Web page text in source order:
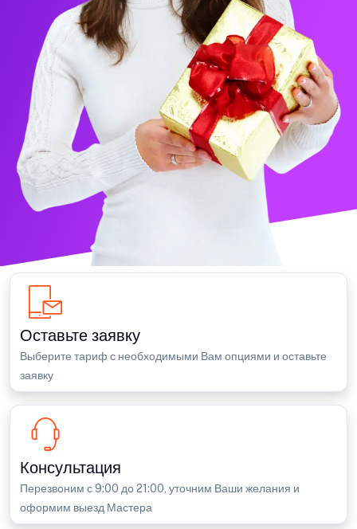
Оставьте заявку
Выберите тариф с необходимыми Вам опциями и оставьте
заявку
Консультация
Перезвоним с 9:00 до 21:00, уточним Ваши желания и
оформим выезд Мастера